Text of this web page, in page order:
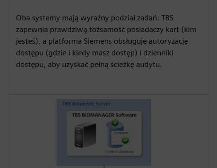
Oba systemy mają wyraźny podział zadań: TBS
zapewnia prawdziwą tożsamość posiadaczy kart (kim
jesteś), a platforma Siemens obsługuje autoryzację
dostępu (gdzie i kiedy masz dostęp) i dzienniki
dostępu, aby uzyskać pełną ścieżkę audytu.